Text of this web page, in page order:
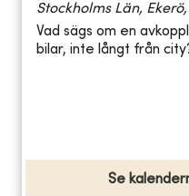
Stockholms Län,
Vad sägs om en
bilar, inte långt från
Se